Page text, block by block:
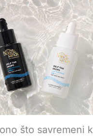
što savremeni